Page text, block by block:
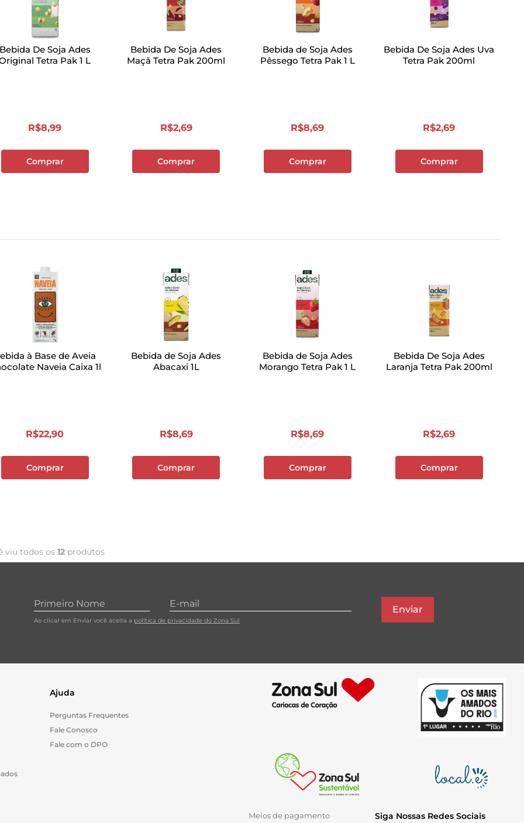
Bebida De Soja Ades
Tetra Pak 1 L
R$8,99
Comprar
Bebida De Soja Ades
Maçã Tetra Pak 200ml
R$2,69
Comprar
Bebida de Soja Ades
Pêssego Tetra Pak 1 L
R$8,69
Comprar
Bebida De Soja Ades Uva
Tetra Pak 200ml
R$2,69
Comprar
à Base de Aveia
Naveia Caixa 1l
R$22,90
Comprar
Bebida de Soja Ades
Abacaxi 1L
R$8,69
Comprar
Bebida de Soja Ades
Morango Tetra Pak 1 L
R$8,69
Comprar
Bebida De Soja Ades
Laranja Tetra Pak 200ml
R$2,69
Comprar
viu todos os12 produtos
Ao clicar em Enviar você aceita a política de privacidade do Zona Sul
Enviar
Ajuda
Perguntas Frequentes
Fale Conosco
Fale com o DPO
Meios de pagamento Siga Nossas Redes Sociais